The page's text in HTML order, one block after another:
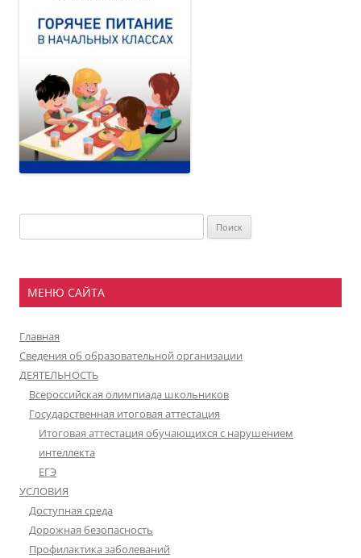
МЕНЮ САЙТА
Главная
Сведения об образовательной организации
ДЕЯТЕЛЬНОСТЬ
Всероссийская олимпиада школьников
Государственная итоговая аттестация
Итоговая аттестация обучающихся с нарушением
интеллекта
ЕГЭ
УСЛОВИЯ
Доступная среда
Дорожная безопасность
Профилактика заболеваний